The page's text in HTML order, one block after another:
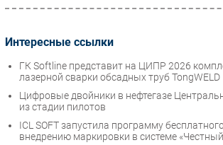
Интересные ссылки
ГК Softline представит на ЦИПР 2026
лазерной сварки обсадных труб TongWELD
Цифровые двойники в нефтегазе
из стадии пилотов
ICL SOFT запустила программу
внедрению маркировки в системе